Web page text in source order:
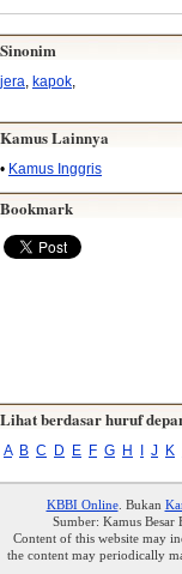
Sinonim
jera kapok
Kamus Lainnya
• Kamus Inggris
Bookmark
Lihat berdasar huruf
A B C D E F G H J K
KBBI Online. Bukan
Sumber: Kamus Besar
Content of this website may
the content may periodically